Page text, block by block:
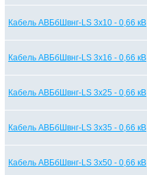
Кабель АВБбШвнг-LS 3х10 - 0,66 кВ
Кабель АВБбШвнг-LS 3х16 - 0,66 кВ
Кабель АВБбШвнг-LS 3х25 - 0,66 кВ
Кабель АВБбШвнг-LS 3х35 - 0,66 кВ
Кабель АВБбШвнг-LS 3х50 - 0,66 кВ